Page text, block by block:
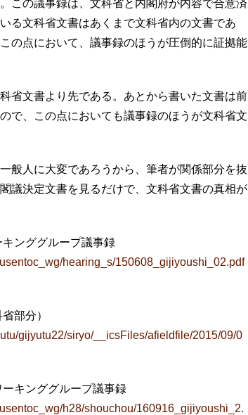
この議事録は、文科省と内閣府が内容で合意済
る文科省文書はあくまで文科省内の文書であ
の点において、議事録のほうが圧倒的に証拠能
省文書より先である。あとから書いた文書は前
で、この点においても議事録のほうが文科省文
般人に大変であろうから、筆者が関係部分を抜
議決定文書を見るだけで、文科省文書の真相が
ンググループ議事録
hearing_s/150608_gijiyoushi_02.pdf
部分）
gijyutu22/siryo/__icsFiles/afieldfile/2015/09/0
キンググループ議事録
h28/shouchou/160916_gijiyoushi_2.